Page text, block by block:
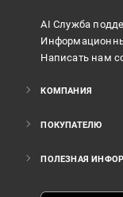
AI Служба
Написать нам
КОМПАНИЯ
ПОКУПАТЕЛЮ
ПОЛЕЗНАЯ